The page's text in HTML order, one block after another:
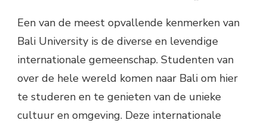
Een van de meest opvallende kenmerken van
Bali University is de diverse en levendige
internationale gemeenschap. Studenten van
over de hele wereld komen naar Bali om hier
te studeren en te genieten van de unieke
cultuur en omgeving. Deze internationale